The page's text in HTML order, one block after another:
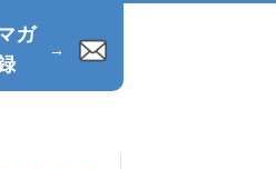
ガ
→